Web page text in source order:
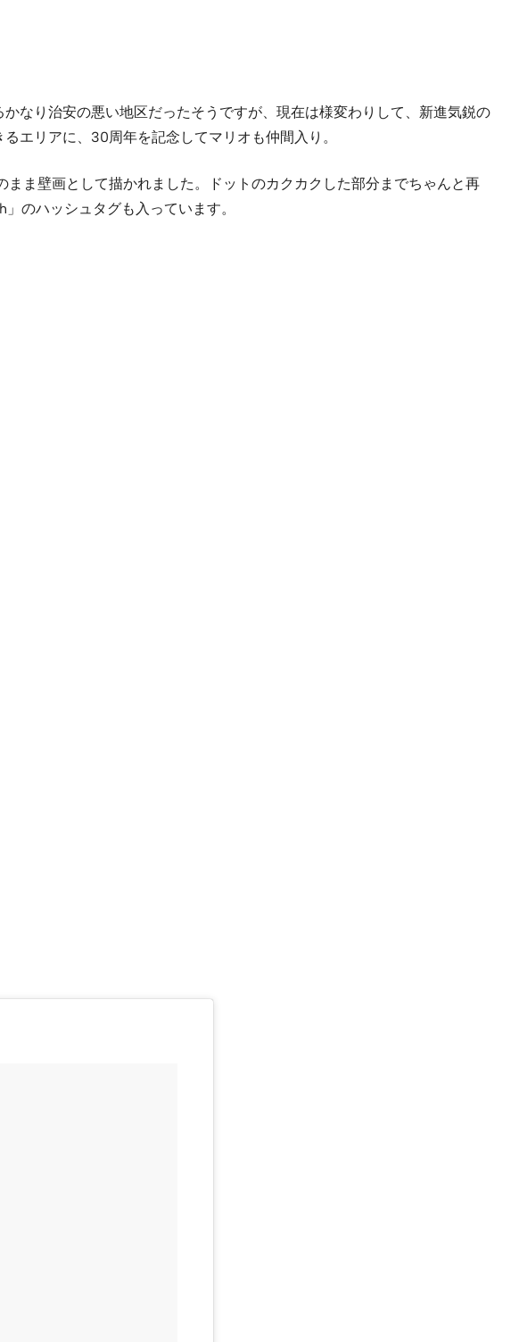
なり治安の悪い地区だったそうですが、現在は様変わりして、新進気鋭の
エリアに、30周年を記念してマリオも仲間入り。
ま壁画として描かれました。ドットのカクカクした部分までちゃんと再
のハッシュタグも入っています。